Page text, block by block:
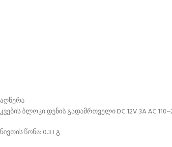
აღწერა
კვების ბლოკი დენის გადამრთველი DC 12V 3A AC
ნივთის წონა: 0.33 გ